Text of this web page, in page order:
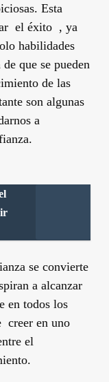
Esta
el éxito , ya
habilidades
que se pueden
de las
son algunas
a
se convierte
a alcanzar
en todos los
creer en uno
el